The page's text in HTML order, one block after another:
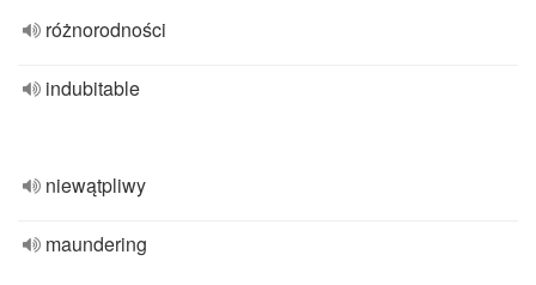
różnorodności
indubitable
niewątpliwy
maundering